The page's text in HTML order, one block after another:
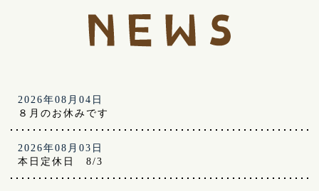
2026年08月04日
８月のお休みです
2026年08月03日
本日定休日 8/3